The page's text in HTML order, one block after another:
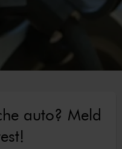
auto? Meld